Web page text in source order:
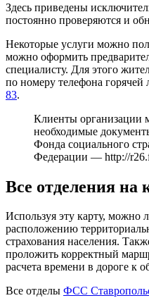
Здесь приведены
постоянно проверяются и
Некоторые услуги можно
можно оформить
специалисту. Для этого
по номеру телефона горячей
83.
Клиенты организации
необходимые
Фонда социального
Федерации — http://
Все отделения на
Используя эту карту, можно
расположению
страхования населения.
проложить корректный
расчета времени в дороге к
Все отделы ФСС